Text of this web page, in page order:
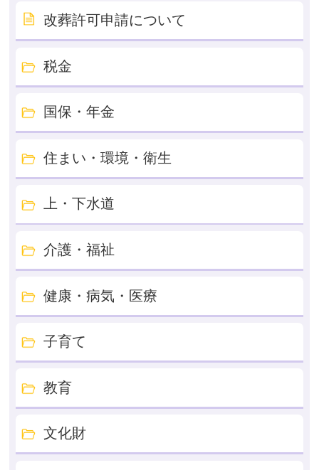
改葬許可申請について
税金
国保・年金
住まい・環境・衛生
上・下水道
介護・福祉
健康・病気・医療
子育て
教育
文化財